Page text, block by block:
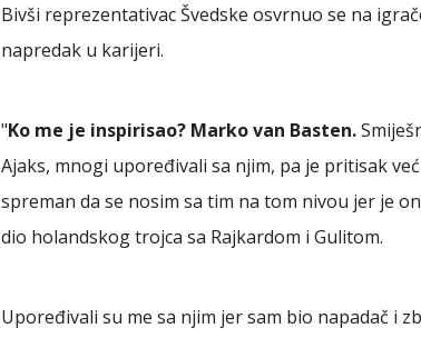
Bivši reprezentativac Švedske osvrnuo se na
napredak u karijeri.
"Ko me je inspirisao? Marko van Basten.
Ajaks, mnogi upoređivali sa njim, pa je pritisak
spreman da se nosim sa tim na tom nivou jer je
dio holandskog trojca sa Rajkardom i Gulitom.
Upoređivali su me sa njim jer sam bio napadač i